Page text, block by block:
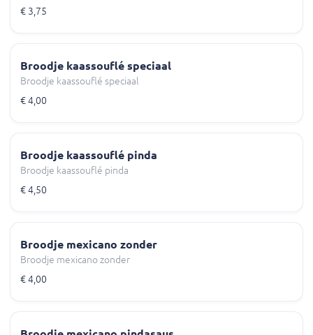
€ 3,75
Broodje kaassouflé speciaal
Broodje kaassouflé speciaal
€ 4,00
Broodje kaassouflé pinda
Broodje kaassouflé pinda
€ 4,50
Broodje mexicano zonder
Broodje mexicano zonder
€ 4,00